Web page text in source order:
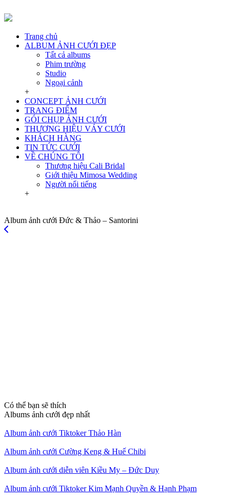
Trang chủ
ALBUM ẢNH CƯỚI ĐẸP
Tất cả albums
Phim trường
Studio
Ngoại cảnh
+
CONCEPT ẢNH CƯỚI
TRANG ĐIỂM
GÓI CHỤP ẢNH CƯỚI
THƯƠNG HIỆU VÁY CƯỚI
KHÁCH HÀNG
TIN TỨC CƯỚI
VỀ CHÚNG TÔI
Thương hiệu Cali Bridal
Giới thiệu Mimosa Wedding
Người nổi tiếng
+
Album ảnh cưới Đức & Thảo – Santorini
Có thể bạn sẽ thích
Albums ảnh cưới đẹp nhất
Album ảnh cưới Tiktoker Thảo Hàn
Album ảnh cưới Cường Keng & Huế Chibi
Album ảnh cưới diễn viên Kiều My – Đức Duy
Album ảnh cưới Tiktoker Kim Mạnh Quyền & Hạnh Phạm